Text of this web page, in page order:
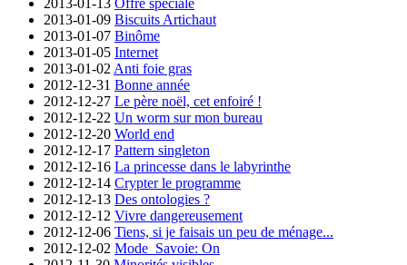
2013-01-09 Biscuits Artichaut
2013-01-07 Binôme
2013-01-05 Internet
2013-01-02 Anti foie gras
2012-12-31 Bonne année
2012-12-27 Le père noël, cet enfoiré !
2012-12-22 Un worm sur mon bureau
2012-12-20 World end
2012-12-17 Pattern singleton
2012-12-16 La princesse dans le labyrinthe
2012-12-14 Crypter le programme
2012-12-13 Des ontologies ?
2012-12-12 Vivre dangereusement
2012-12-06 Tiens, si je faisais un peu de ménage...
2012-12-02 Mode_Savoie: On